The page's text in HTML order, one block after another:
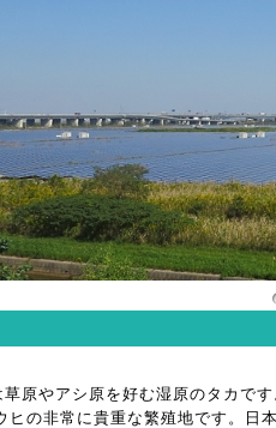
原やアシ原を好む湿原のタカで
ヒの非常に貴重な繁殖地です。日